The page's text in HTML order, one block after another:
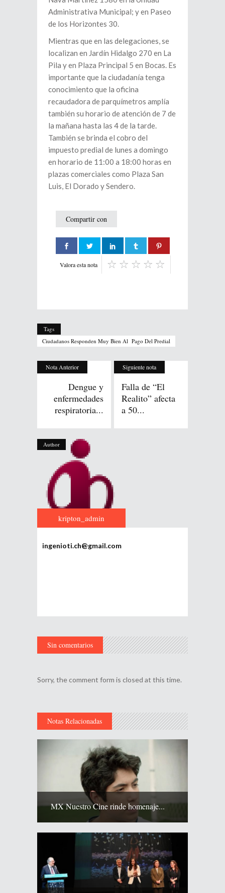
Administrativa Municipal; y en Paseo
de los Horizontes 30.
Mientras que en las delegaciones, se
localizan en Jardín Hidalgo 270 en La
Pila y en Plaza Principal 5 en Bocas. Es
importante que la ciudadanía tenga
conocimiento que la oficina
recaudadora de parquímetros amplía
también su horario de atención de 7 de
la mañana hasta las 4 de la tarde.
También se brinda el cobro del
impuesto predial de lunes a domingo
en horario de 11:00 a 18:00 horas en
plazas comerciales como Plaza San
Luis, El Dorado y Sendero.
Compartir con
Valora esta nota
Tags
Ciudadanos Responden Muy Bien Al Pago Del Predial
Nota Anterior
Dengue y
enfermedades
respiratoria...
Siguiente nota
Falla de “El
Realito” afecta
a 50...
Author
kripton_admin
ingenioti.ch@gmail.com
Sin comentarios
Sorry, the comment form is closed at this time.
Notas Relacionadas
MX Nuestro Cine rinde homenaje...